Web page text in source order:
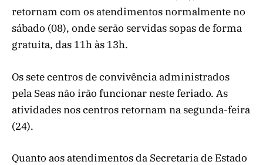
retornam com os atendimentos normalmente no
sábado (08), onde serão servidas sopas de forma
gratuita, das 11h às 13h.
Os sete centros de convivência administrados
pela Seas não irão funcionar neste feriado. As
atividades nos centros retornam na segunda-feira
(24).
Quanto aos atendimentos da Secretaria de Estado